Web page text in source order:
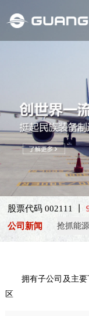
股票代码 002111 丨
公司新闻
热烈庆
拥有子公司及主
区